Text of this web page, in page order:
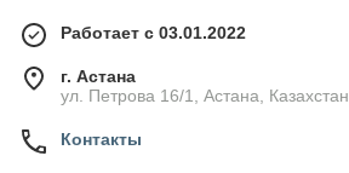
Работает с 03.01.2022
г. Астана
ул. Петрова 16/1, Астана, Казахстан
Контакты